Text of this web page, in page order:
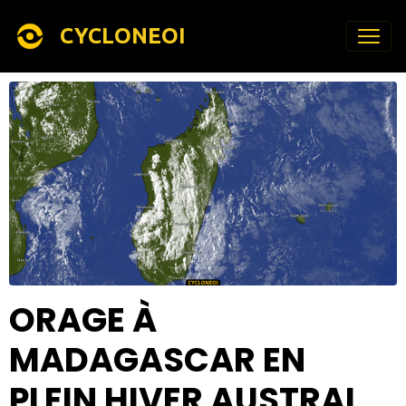
CYCLONEOI
ORAGE À
MADAGASCAR EN